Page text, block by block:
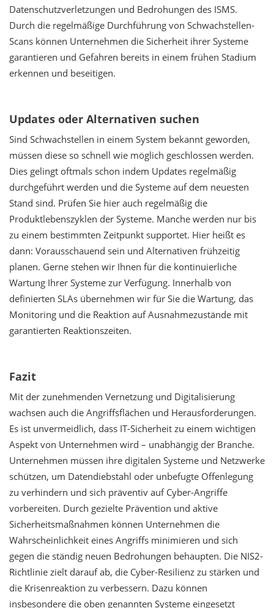
Datenschutzverletzungen und Bedrohungen des ISMS.
Durch die regelmäßige Durchführung von Schwachstellen-
Scans können Unternehmen die Sicherheit ihrer Systeme
garantieren und Gefahren bereits in einem frühen Stadium
erkennen und beseitigen.
Updates oder Alternativen suchen
Sind Schwachstellen in einem System bekannt geworden,
müssen diese so schnell wie möglich geschlossen werden.
Dies gelingt oftmals schon indem Updates regelmäßig
durchgeführt werden und die Systeme auf dem neuesten
Stand sind. Prüfen Sie hier auch regelmäßig die
Produktlebenszyklen der Systeme. Manche werden nur bis
zu einem bestimmten Zeitpunkt supportet. Hier heißt es
dann: Vorausschauend sein und Alternativen frühzeitig
planen. Gerne stehen wir Ihnen für die kontinuierliche
Wartung Ihrer Systeme zur Verfügung. Innerhalb von
definierten SLAs übernehmen wir für Sie die Wartung, das
Monitoring und die Reaktion auf Ausnahmezustände mit
garantierten Reaktionszeiten.
Fazit
Mit der zunehmenden Vernetzung und Digitalisierung
wachsen auch die Angriffsflächen und Herausforderungen.
Es ist unvermeidlich, dass IT-Sicherheit zu einem wichtigen
Aspekt von Unternehmen wird – unabhängig der Branche.
Unternehmen müssen ihre digitalen Systeme und Netzwerke
schützen, um Datendiebstahl oder unbefugte Offenlegung
zu verhindern und sich präventiv auf Cyber-Angriffe
vorbereiten. Durch gezielte Prävention und aktive
Sicherheitsmaßnahmen können Unternehmen die
Wahrscheinlichkeit eines Angriffs minimieren und sich
gegen die ständig neuen Bedrohungen behaupten. Die NIS2-
Richtlinie zielt darauf ab, die Cyber-Resilienz zu stärken und
die Krisenreaktion zu verbessern. Dazu können
insbesondere die oben genannten Systeme eingesetzt